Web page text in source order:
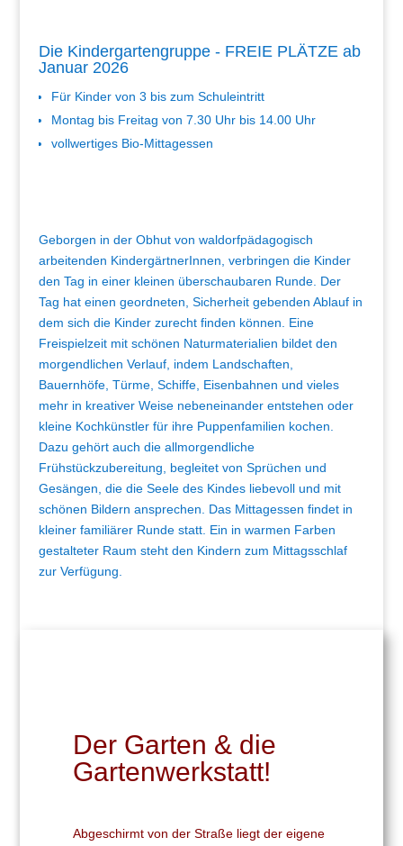
Die Kindergartengruppe - FREIE PLÄTZE ab
Januar 2026
Für Kinder von 3 bis zum Schuleintritt
Montag bis Freitag von 7.30 Uhr bis 14.00 Uhr
vollwertiges Bio-Mittagessen
Geborgen in der Obhut von waldorfpädagogisch
arbeitenden KindergärtnerInnen, verbringen die Kinder
den Tag in einer kleinen überschaubaren Runde. Der
Tag hat einen geordneten, Sicherheit gebenden Ablauf in
dem sich die Kinder zurecht finden können. Eine
Freispielzeit mit schönen Naturmaterialien bildet den
morgendlichen Verlauf, indem Landschaften,
Bauernhöfe, Türme, Schiffe, Eisenbahnen und vieles
mehr in kreativer Weise nebeneinander entstehen oder
kleine Kochkünstler für ihre Puppenfamilien kochen.
Dazu gehört auch die allmorgendliche
Frühstückzubereitung, begleitet von Sprüchen und
Gesängen, die die Seele des Kindes liebevoll und mit
schönen Bildern ansprechen. Das Mittagessen findet in
kleiner familiärer Runde statt. Ein in warmen Farben
gestalteter Raum steht den Kindern zum Mittagsschlaf
zur Verfügung.
Der Garten & die
Gartenwerkstatt!
Abgeschirmt von der Straße liegt der eigene